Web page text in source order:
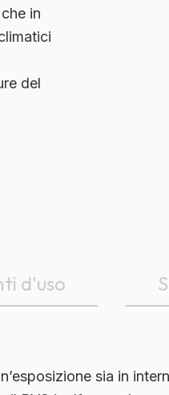
in
del
d'uso
sia in